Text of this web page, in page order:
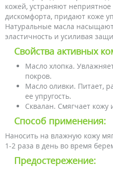
кожей, устраняют
дискомфорта, придают коже
Натуральные масла
эластичность и усиливая
Свойства активных
Масло хлопка.
покров.
Масло оливки. Питает,
ее упругость.
Сквалан. Смягчает кожу
Способ применения:
Наносить на влажную кожу
1-2 раза в день во время
Предостережение: